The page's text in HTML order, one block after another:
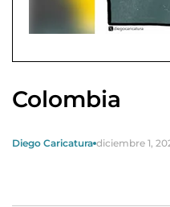
Colombia
Diego Caricatura diciembre 1,